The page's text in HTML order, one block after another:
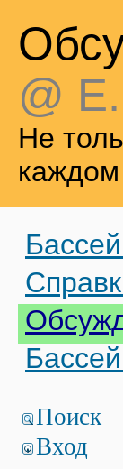
@
Не
Поиск
Вход